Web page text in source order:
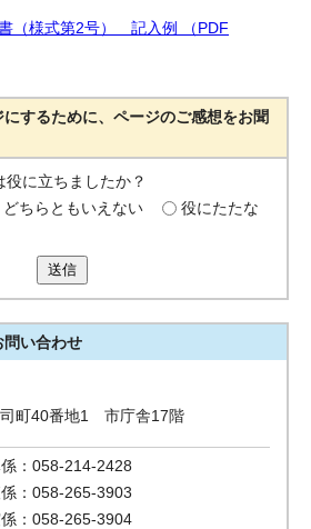
（様式第2号） 記入例 （PDF
するために、ページのご感想をお聞
役に立ちましたか？
どちらともいえない
役にたたな
送信
問い合わせ
町40番地1 市庁舎17階
：058-214-2428
：058-265-3903
：058-265-3904